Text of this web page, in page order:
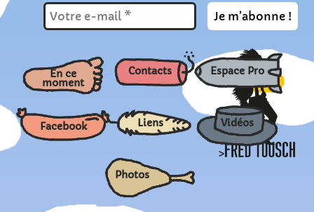
>
En ce
moment
Contacts Espace Pro
Facebook Liens Vidéos
Photos